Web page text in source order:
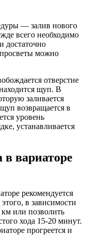
— залив нового
всего необходимо
достаточно
можно
отверстие
щуп. В
заливается
возвращается в
уровень
устанавливается
вариаторе
рекомендуется
в зависимости
или позволить
хода 15-20 минут.
прогреется и